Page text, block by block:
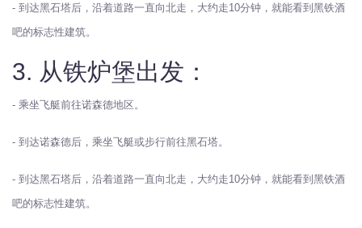
- 到达黑石塔后，沿着道路一直向北走，大约走10分钟，就能看到黑铁酒
吧的标志性建筑。
3. 从铁炉堡出发：
- 乘坐飞艇前往诺森德地区。
- 到达诺森德后，乘坐飞艇或步行前往黑石塔。
- 到达黑石塔后，沿着道路一直向北走，大约走10分钟，就能看到黑铁酒
吧的标志性建筑。